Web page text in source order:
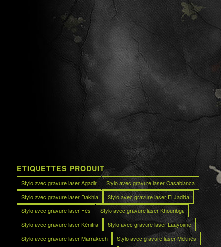
ÉTIQUETTES PRODUIT
Stylo avec gravure laser Agadir
Stylo avec gravure laser Casablanca
Stylo avec gravure laser Dakhla
Stylo avec gravure laser El Jadida
Stylo avec gravure laser Fès
Stylo avec gravure laser Khouribga
Stylo avec gravure laser Kénitra
Stylo avec gravure laser Laayoune
Stylo avec gravure laser Marrakech
Stylo avec gravure laser Meknès